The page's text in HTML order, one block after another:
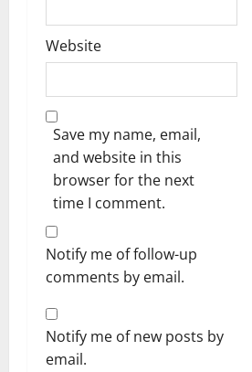
Website
Save my name, email,
and website in this
browser for the next
time I comment.
Notify me of follow-up
comments by email.
Notify me of new posts by
email.